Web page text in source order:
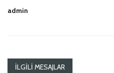
admin
İLGILI MESAJLAR